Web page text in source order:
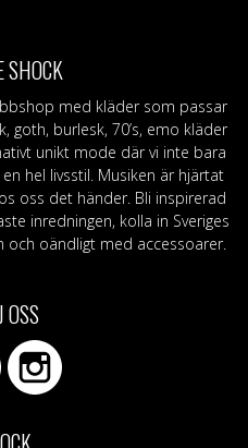
SHOCK
med kläder som passar
goth, burlesk, 70’s, emo kläder
unikt mode där vi inte bara
hel livsstil. Musiken är hjärtat
oss det händer. Bli inspirerad
inredningen, kolla in Sveriges
och oändligt med accessoarer.
OSS